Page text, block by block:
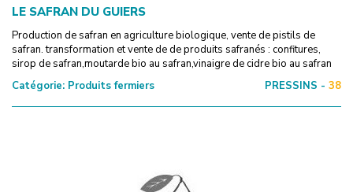
LE SAFRAN DU GUIERS
Production de safran en agriculture biologique, vente de pistils de
safran. transformation et vente de de produits safranés : confitures,
sirop de safran,moutarde bio au safran,vinaigre de cidre bio au safran
Catégorie: Produits fermiers PRESSINS - 38